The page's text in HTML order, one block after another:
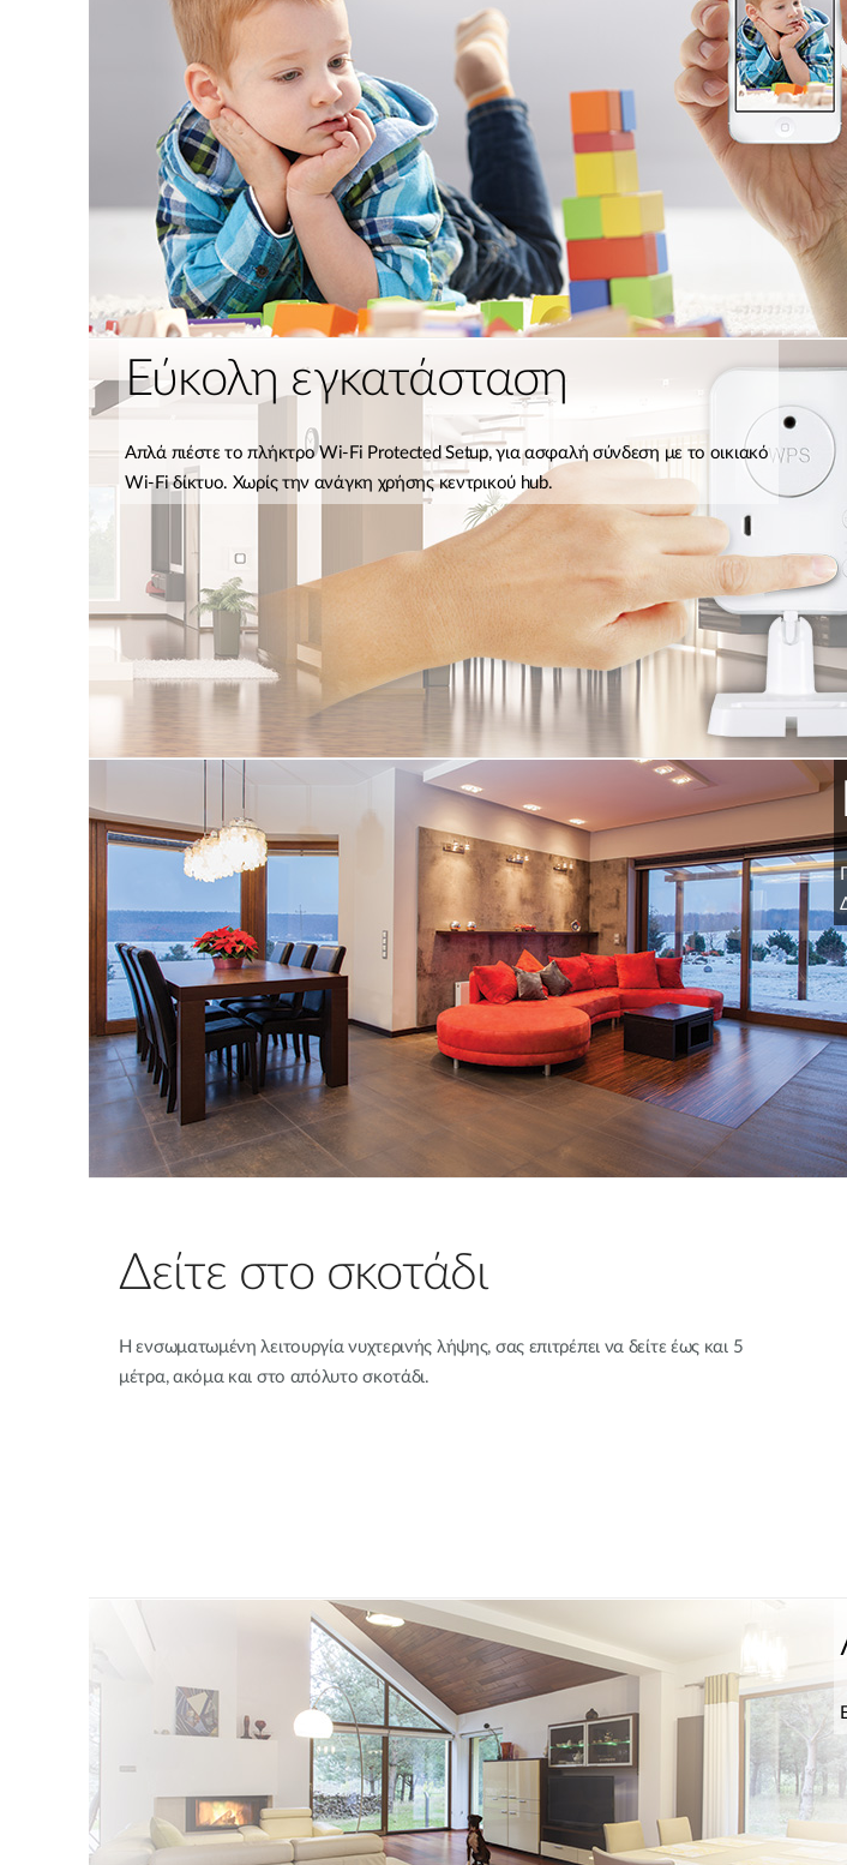
Εύκολη εγκατάσταση
Απλά πιέστε το πλήκτρο Wi-Fi Protected Setup, για ασφαλή σύνδεση με το οικιακό
Wi-Fi δίκτυο. Χωρίς την ανάγκη χρήσης κεντρικού hub.
Δείτε στο σκοτάδι
Η ενσωματωμένη λειτουργία νυχτερινής λήψης, σας επιτρέπει να δείτε έως και 5
μέτρα, ακόμα και στο απόλυτο σκοτάδι.